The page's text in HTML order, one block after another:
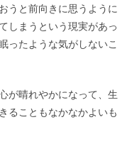
うと前向きに思うように
しまうという現実があっ
ったような気がしないこ
が晴れやかになって、生
ることもなかなかよいも